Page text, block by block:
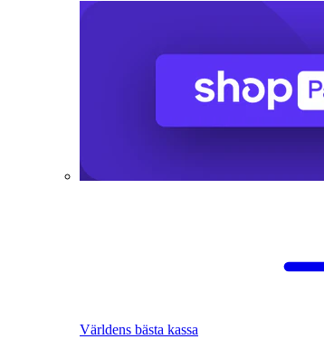
Världens bästa kassa